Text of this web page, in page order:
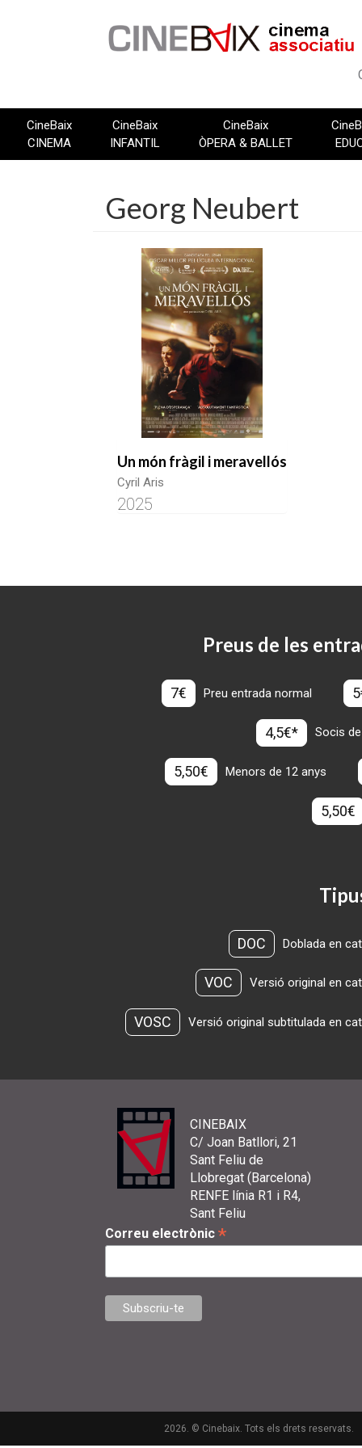
CineBaix
CINEMA
CineBaix
INFANTIL
CineBaix
ÒPERA & BALLET
Georg Neubert
Un món fràgil i meravellós
Cyril Aris
2025
Preus de les
7€ Preu entrada normal
4,5€* Socis
5,50€ Menors de 12 anys
5,50€
DOC Doblada en
VOC Versió original en
VOSC Versió original subtitulada en
CINEBAIX
C/ Joan Batllori, 21
Sant Feliu de
Llobregat (Barcelona)
RENFE línia R1 i R4,
Sant Feliu
Correu electrònic *
2026. © Cinebaix. Tots els drets reservats.